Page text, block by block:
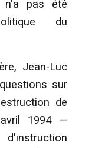
n'a pas été
du
Jean-Luc
sur
de
1994 —